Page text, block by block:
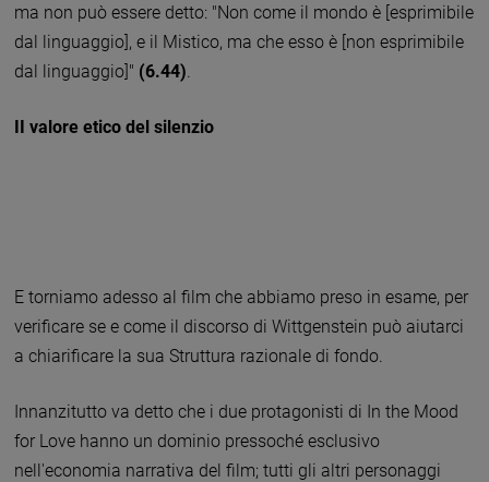
ma non può essere detto: "Non come il mondo è [esprimibile
dal linguaggio], e il Mistico, ma che esso è [non esprimibile
dal linguaggio]" (6.44).
II valore etico del silenzio
E torniamo adesso al film che abbiamo preso in esame, per
verificare se e come il discorso di Wittgenstein può aiutarci
a chiarificare la sua Struttura razionale di fondo.
Innanzitutto va detto che i due protagonisti di In the Mood
for Love hanno un dominio pressoché esclusivo
nell'economia narrativa del film; tutti gli altri personaggi